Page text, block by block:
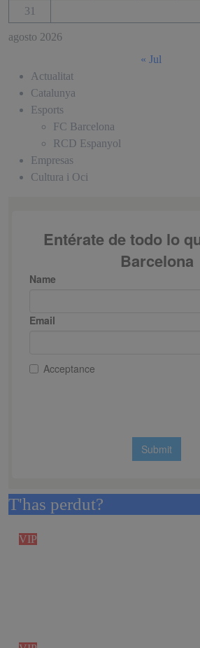
agosto 2026
31
« Jul
Actualitat
Catalunya
Esports
FC Barcelona
RCD Espanyol
Empresas
Cultura i Oci
T'has perdut?
VIP